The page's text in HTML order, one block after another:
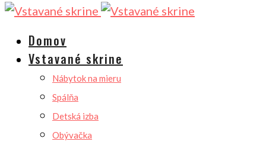
Domov
Vstavané skrine
Nábytok na mieru
Spálňa
Detská izba
Obývačka